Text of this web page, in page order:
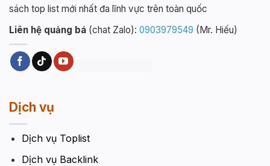
sách top list mới nhất đa lĩnh vực trên toàn quốc
Liên hệ quảng bá (chat Zalo): 0903979549 (Mr. Hiếu)
Dịch vụ
Dịch vụ Toplist
Dịch vụ Backlink